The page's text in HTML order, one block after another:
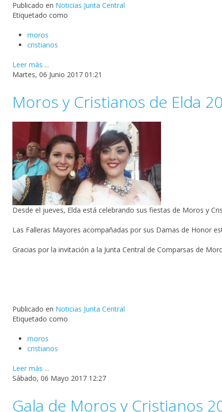
Publicado en Noticias Junta Central
Etiquetado como
moros
cristianos
Leer más ...
Martes, 06 Junio 2017 01:21
Moros y Cristianos de Elda
Desde el jueves, Elda está celebrando sus fiestas de Moros y
Las Falleras Mayores acompañadas por sus Damas de Honor
Gracias por la invitación a la Junta Central de Comparsas de
Publicado en Noticias Junta Central
Etiquetado como
moros
cristianos
Leer más ...
Sábado, 06 Mayo 2017 12:27
Gala de Moros y Cristianos